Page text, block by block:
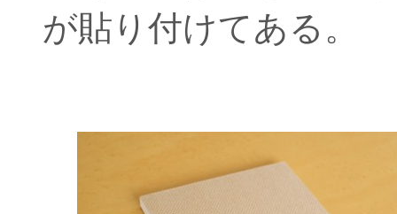
が貼り付けてある。